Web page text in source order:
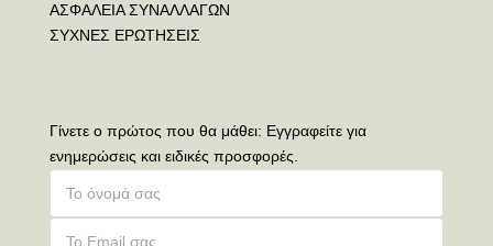
ΑΣΦΑΛΕΙΑ ΣΥΝΑΛΛΑΓΩΝ
ΣΥΧΝΕΣ ΕΡΩΤΗΣΕΙΣ
Γίνετε ο πρώτος που θα μάθει: Εγγραφείτε για
ενημερώσεις και ειδικές προσφορές.